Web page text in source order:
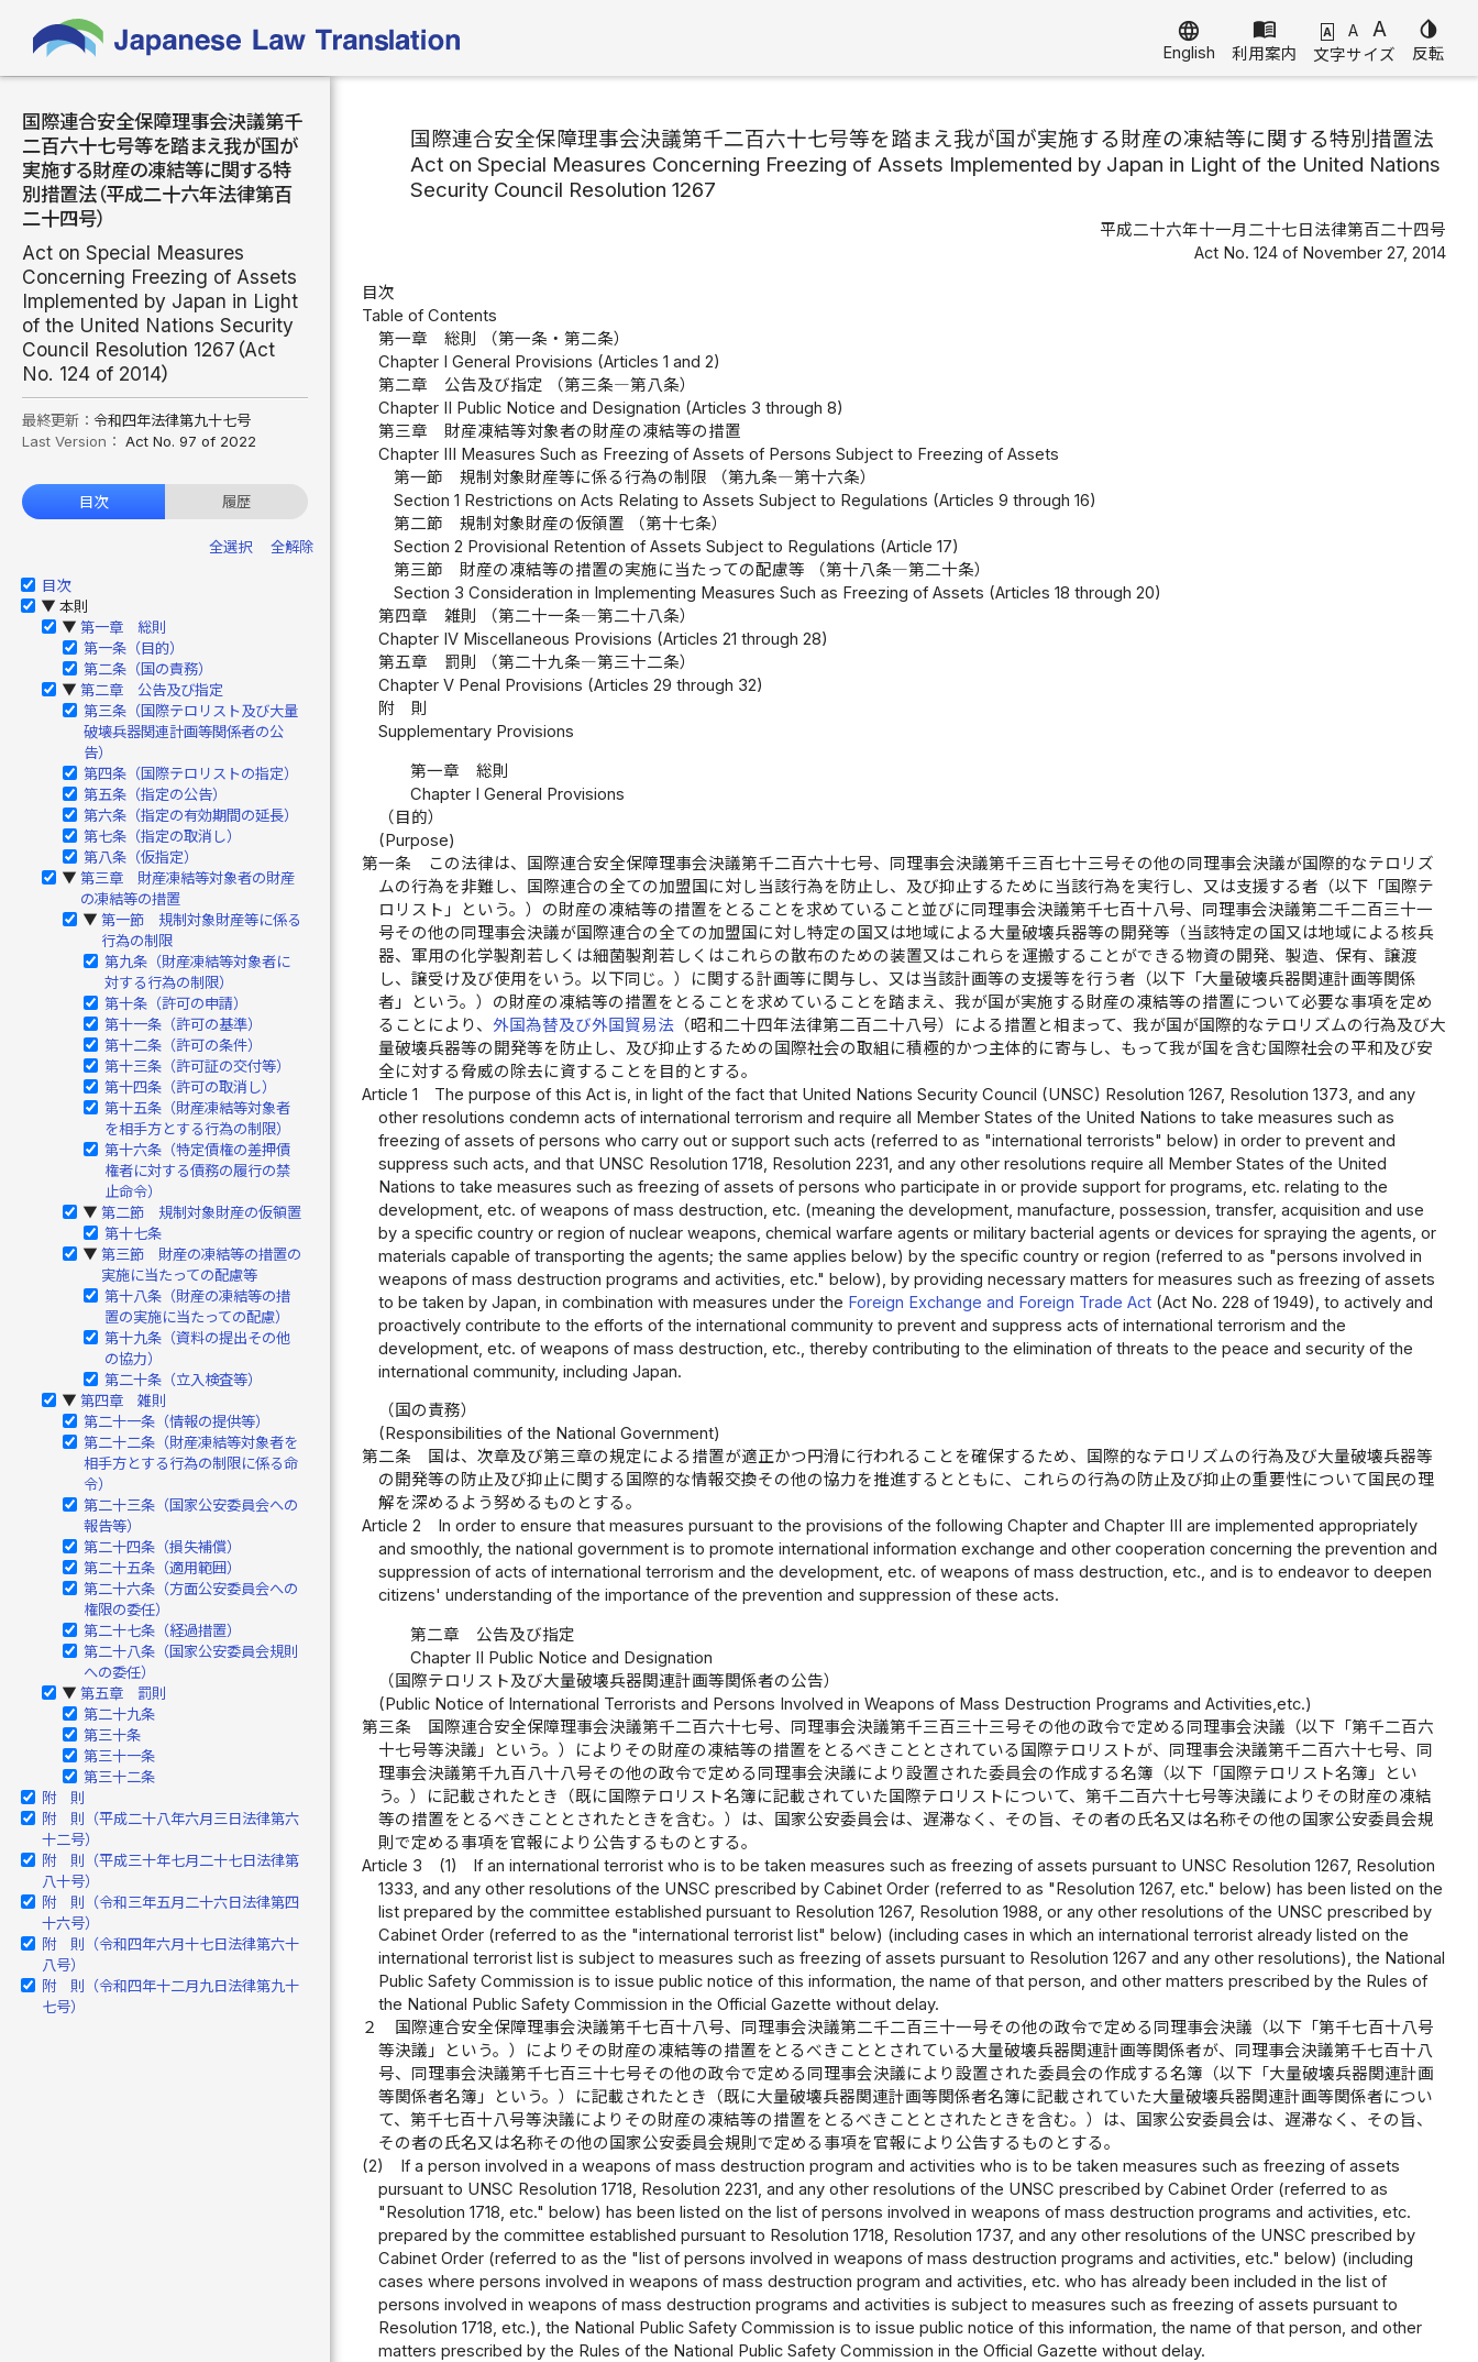
language
English
menu_book
利用案内
A A A
文字サイズ
invert_colors
反転
国際連合安全保障理事会決議第千
二百六十七号等を踏まえ我が国が
実施する財産の凍結等に関する特
別措置法（平成二十六年法律第百
二十四号）
Act on Special Measures
Concerning Freezing of Assets
Implemented by Japan in Light
of the United Nations Security
Council Resolution 1267（Act
No. 124 of 2014）
最終更新： 令和四年法律第九十七号
Last Version： Act No. 97 of 2022
目次 履歴
全選択 全解除
目次
▶ 本則
▶ 第一章 総則
第一条（目的）
第二条（国の責務）
▶ 第二章 公告及び指定
第三条（国際テロリスト及び大量
破壊兵器関連計画等関係者の公
告）
第四条（国際テロリストの指定）
第五条（指定の公告）
第六条（指定の有効期間の延長）
第七条（指定の取消し）
第八条（仮指定）
▶ 第三章 財産凍結等対象者の財産
の凍結等の措置
▶ 第一節 規制対象財産等に係る
行為の制限
第九条（財産凍結等対象者に
対する行為の制限）
第十条（許可の申請）
第十一条（許可の基準）
第十二条（許可の条件）
第十三条（許可証の交付等）
第十四条（許可の取消し）
第十五条（財産凍結等対象者
を相手方とする行為の制限）
第十六条（特定債権の差押債
権者に対する債務の履行の禁
止命令）
▶ 第二節 規制対象財産の仮領置
第十七条
▶ 第三節 財産の凍結等の措置の
実施に当たっての配慮等
第十八条（財産の凍結等の措
置の実施に当たっての配慮）
第十九条（資料の提出その他
の協力）
第二十条（立入検査等）
▶ 第四章 雑則
第二十一条（情報の提供等）
第二十二条（財産凍結等対象者を
相手方とする行為の制限に係る命
令）
第二十三条（国家公安委員会への
報告等）
第二十四条（損失補償）
第二十五条（適用範囲）
第二十六条（方面公安委員会への
権限の委任）
第二十七条（経過措置）
第二十八条（国家公安委員会規則
への委任）
▶ 第五章 罰則
第二十九条
第三十条
第三十一条
第三十二条
附 則
附 則（平成二十八年六月三日法律第六
十二号）
附 則（平成三十年七月二十七日法律第
八十号）
附 則（令和三年五月二十六日法律第四
十六号）
附 則（令和四年六月十七日法律第六十
八号）
附 則（令和四年十二月九日法律第九十
七号）
国際連合安全保障理事会決議第千二百六十七号等を踏まえ我が国が実施する財産の凍結等に関する特別措置法
Act on Special Measures Concerning Freezing of Assets Implemented by Japan in Light of the United Nations
Security Council Resolution 1267
平成二十六年十一月二十七日法律第百二十四号
Act No. 124 of November 27, 2014
目次
Table of Contents
第一章 総則 （第一条・第二条）
Chapter I General Provisions (Articles 1 and 2)
第二章 公告及び指定 （第三条―第八条）
Chapter II Public Notice and Designation (Articles 3 through 8)
第三章 財産凍結等対象者の財産の凍結等の措置
Chapter III Measures Such as Freezing of Assets of Persons Subject to Freezing of Assets
第一節 規制対象財産等に係る行為の制限 （第九条―第十六条）
Section 1 Restrictions on Acts Relating to Assets Subject to Regulations (Articles 9 through 16)
第二節 規制対象財産の仮領置 （第十七条）
Section 2 Provisional Retention of Assets Subject to Regulations (Article 17)
第三節 財産の凍結等の措置の実施に当たっての配慮等 （第十八条―第二十条）
Section 3 Consideration in Implementing Measures Such as Freezing of Assets (Articles 18 through 20)
第四章 雑則 （第二十一条―第二十八条）
Chapter IV Miscellaneous Provisions (Articles 21 through 28)
第五章 罰則 （第二十九条―第三十二条）
Chapter V Penal Provisions (Articles 29 through 32)
附 則
Supplementary Provisions
第一章 総則
Chapter I General Provisions
（目的）
(Purpose)
第一条
この法律は、国際連合安全保障理事会決議第千二百六十七号、同理事会決議第千三百七十三号その他の同理事会決議が国際的なテロリズ
ムの行為を非難し、国際連合の全ての加盟国に対し当該行為を防止し、及び抑止するために当該行為を実行し、又は支援する者（以下「国際テ
ロリスト」という。）の財産の凍結等の措置をとることを求めていること並びに同理事会決議第千七百十八号、同理事会決議第二千二百三十一
号その他の同理事会決議が国際連合の全ての加盟国に対し特定の国又は地域による大量破壊兵器等の開発等（当該特定の国又は地域による核兵
器、軍用の化学製剤若しくは細菌製剤若しくはこれらの散布のための装置又はこれらを運搬することができる物資の開発、製造、保有、譲渡
し、譲受け及び使用をいう。以下同じ。）に関する計画等に関与し、又は当該計画等の支援等を行う者（以下「大量破壊兵器関連計画等関係
者」という。）の財産の凍結等の措置をとることを求めていることを踏まえ、我が国が実施する財産の凍結等の措置について必要な事項を定め
ることにより、 外国為替及び外国貿易法（昭和二十四年法律第二百二十八号）による措置と相まって、我が国が国際的なテロリズムの行為及び大
量破壊兵器等の開発等を防止し、及び抑止するための国際社会の取組に積極的かつ主体的に寄与し、もって我が国を含む国際社会の平和及び安
全に対する脅威の除去に資することを目的とする。
Article 1
The purpose of this Act is, in light of the fact that United Nations Security Council (UNSC) Resolution 1267, Resolution 1373, and any
other resolutions condemn acts of international terrorism and require all Member States of the United Nations to take measures such as
freezing of assets of persons who carry out or support such acts (referred to as "international terrorists" below) in order to prevent and
suppress such acts, and that UNSC Resolution 1718, Resolution 2231, and any other resolutions require all Member States of the United
Nations to take measures such as freezing of assets of persons who participate in or provide support for programs, etc. relating to the
development, etc. of weapons of mass destruction, etc. (meaning the development, manufacture, possession, transfer, acquisition and use
by a specific country or region of nuclear weapons, chemical warfare agents or military bacterial agents or devices for spraying the agents, or
materials capable of transporting the agents; the same applies below) by the specific country or region (referred to as "persons involved in
weapons of mass destruction programs and activities, etc." below), by providing necessary matters for measures such as freezing of assets
to be taken by Japan, in combination with measures under the Foreign Exchange and Foreign Trade Act(Act No. 228 of 1949), to actively and
proactively contribute to the efforts of the international community to prevent and suppress acts of international terrorism and the
development, etc. of weapons of mass destruction, etc., thereby contributing to the elimination of threats to the peace and security of the
international community, including Japan.
（国の責務）
(Responsibilities of the National Government)
第二条
国は、次章及び第三章の規定による措置が適正かつ円滑に行われることを確保するため、国際的なテロリズムの行為及び大量破壊兵器等
の開発等の防止及び抑止に関する国際的な情報交換その他の協力を推進するとともに、これらの行為の防止及び抑止の重要性について国民の理
解を深めるよう努めるものとする。
Article 2
In order to ensure that measures pursuant to the provisions of the following Chapter and Chapter III are implemented appropriately
and smoothly, the national government is to promote international information exchange and other cooperation concerning the prevention and
suppression of acts of international terrorism and the development, etc. of weapons of mass destruction, etc., and is to endeavor to deepen
citizens' understanding of the importance of the prevention and suppression of these acts.
第二章 公告及び指定
Chapter II Public Notice and Designation
（国際テロリスト及び大量破壊兵器関連計画等関係者の公告）
(Public Notice of International Terrorists and Persons Involved in Weapons of Mass Destruction Programs and Activities,etc.)
第三条
国際連合安全保障理事会決議第千二百六十七号、同理事会決議第千三百三十三号その他の政令で定める同理事会決議（以下「第千二百六
十七号等決議」という。）によりその財産の凍結等の措置をとるべきこととされている国際テロリストが、同理事会決議第千二百六十七号、同
理事会決議第千九百八十八号その他の政令で定める同理事会決議により設置された委員会の作成する名簿（以下「国際テロリスト名簿」とい
う。）に記載されたとき（既に国際テロリスト名簿に記載されていた国際テロリストについて、第千二百六十七号等決議によりその財産の凍結
等の措置をとるべきこととされたときを含む。）は、国家公安委員会は、遅滞なく、その旨、その者の氏名又は名称その他の国家公安委員会規
則で定める事項を官報により公告するものとする。
Article 3
(1)
If an international terrorist who is to be taken measures such as freezing of assets pursuant to UNSC Resolution 1267, Resolution
1333, and any other resolutions of the UNSC prescribed by Cabinet Order (referred to as "Resolution 1267, etc." below) has been listed on the
list prepared by the committee established pursuant to Resolution 1267, Resolution 1988, or any other resolutions of the UNSC prescribed by
Cabinet Order (referred to as the "international terrorist list" below) (including cases in which an international terrorist already listed on the
international terrorist list is subject to measures such as freezing of assets pursuant to Resolution 1267 and any other resolutions), the National
Public Safety Commission is to issue public notice of this information, the name of that person, and other matters prescribed by the Rules of
the National Public Safety Commission in the Official Gazette without delay.
２
国際連合安全保障理事会決議第千七百十八号、同理事会決議第二千二百三十一号その他の政令で定める同理事会決議（以下「第千七百十八号
等決議」という。）によりその財産の凍結等の措置をとるべきこととされている大量破壊兵器関連計画等関係者が、同理事会決議第千七百十八
号、同理事会決議第千七百三十七号その他の政令で定める同理事会決議により設置された委員会の作成する名簿（以下「大量破壊兵器関連計画
等関係者名簿」という。）に記載されたとき（既に大量破壊兵器関連計画等関係者名簿に記載されていた大量破壊兵器関連計画等関係者につい
て、第千七百十八号等決議によりその財産の凍結等の措置をとるべきこととされたときを含む。）は、国家公安委員会は、遅滞なく、その旨、
その者の氏名又は名称その他の国家公安委員会規則で定める事項を官報により公告するものとする。
(2)
If a person involved in a weapons of mass destruction program and activities who is to be taken measures such as freezing of assets
pursuant to UNSC Resolution 1718, Resolution 2231, and any other resolutions of the UNSC prescribed by Cabinet Order (referred to as
"Resolution 1718, etc." below) has been listed on the list of persons involved in weapons of mass destruction programs and activities, etc.
prepared by the committee established pursuant to Resolution 1718, Resolution 1737, and any other resolutions of the UNSC prescribed by
Cabinet Order (referred to as the "list of persons involved in weapons of mass destruction programs and activities, etc." below) (including
cases where persons involved in weapons of mass destruction program and activities, etc. who has already been included in the list of
persons involved in weapons of mass destruction programs and activities is subject to measures such as freezing of assets pursuant to
Resolution 1718, etc.), the National Public Safety Commission is to issue public notice of this information, the name of that person, and other
matters prescribed by the Rules of the National Public Safety Commission in the Official Gazette without delay.